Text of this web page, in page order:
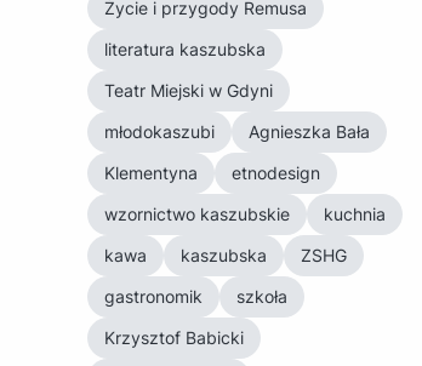
Życie i przygody Remusa
literatura kaszubska
Teatr Miejski w Gdyni
młodokaszubi
Agnieszka Bała
Klementyna
etnodesign
wzornictwo kaszubskie
kuchnia
kawa
kaszubska
ZSHG
gastronomik
szkoła
Krzysztof Babicki